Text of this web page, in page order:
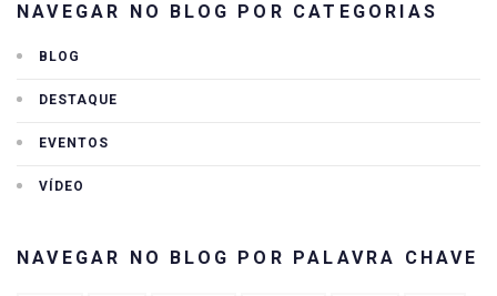
NAVEGAR NO BLOG POR CATEGORIAS
BLOG
DESTAQUE
EVENTOS
VÍDEO
NAVEGAR NO BLOG POR PALAVRA CHAVE